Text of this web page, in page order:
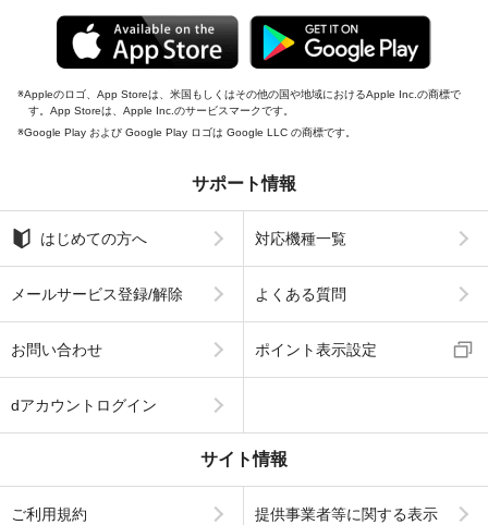
Appleのロゴ、App Storeは、米国もしくはその他の国や地域におけるApple Inc.の商標で
す。App Storeは、Apple Inc.のサービスマークです。
Google Play および Google Play ロゴは Google LLC の商標です。
サポート情報
はじめての方へ 対応機種一覧
メールサービス登録/解除 よくある質問
お問い合わせ ポイント表示設定
dアカウントログイン
サイト情報
ご利用規約 提供事業者等に関する表示